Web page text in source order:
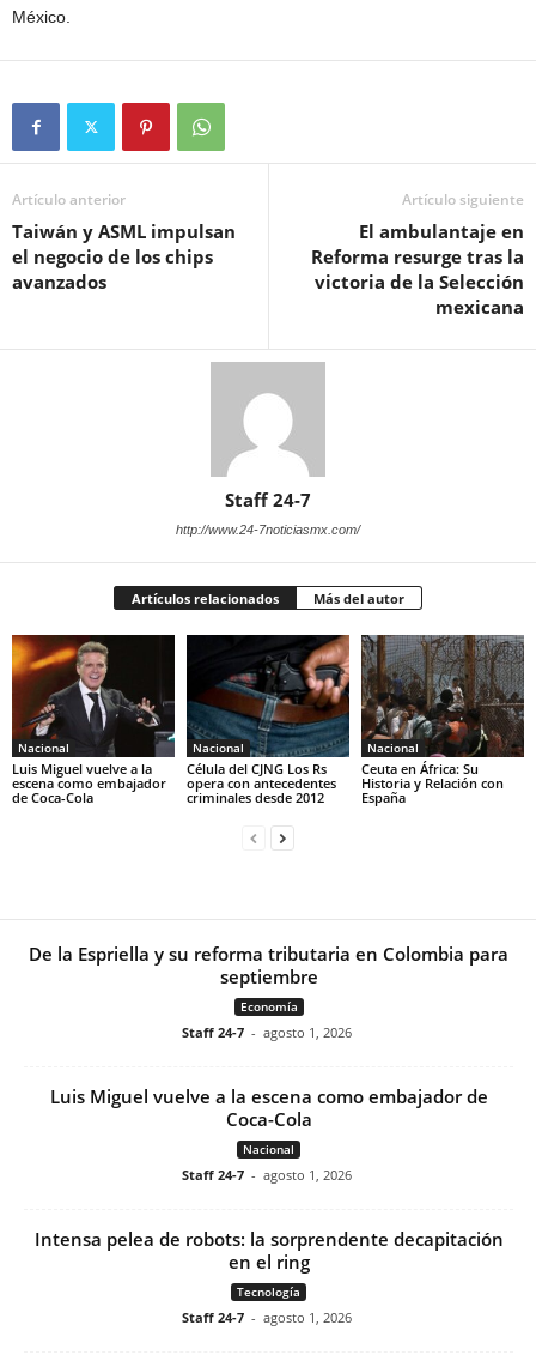
México.
Artículo anterior
Taiwán y ASML impulsan
el negocio de los chips
avanzados
Artículo siguiente
El ambulantaje en
Reforma resurge tras la
victoria de la Selección
mexicana
Staff 24-7
http://www.24-7noticiasmx.com/
Artículos relacionados Más del autor
Nacional
Luis Miguel vuelve a la
escena como embajador
de Coca-Cola
Nacional
Célula del CJNG Los Rs
opera con antecedentes
criminales desde 2012
Nacional
Ceuta en África: Su
Historia y Relación con
España
De la Espriella y su reforma tributaria en Colombia para
septiembre
Economía
Staff 24-7 - agosto 1, 2026
Luis Miguel vuelve a la escena como embajador de
Coca-Cola
Nacional
Staff 24-7 - agosto 1, 2026
Intensa pelea de robots: la sorprendente decapitación
en el ring
Tecnología
Staff 24-7 - agosto 1, 2026